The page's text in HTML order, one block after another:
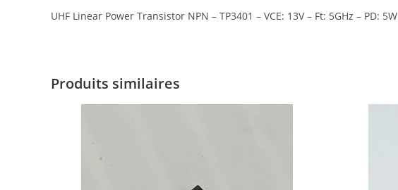
UHF Linear Power Transistor NPN – TP3401 – VCE: 13V – Ft: 5GHz – PD: 5W
Produits similaires